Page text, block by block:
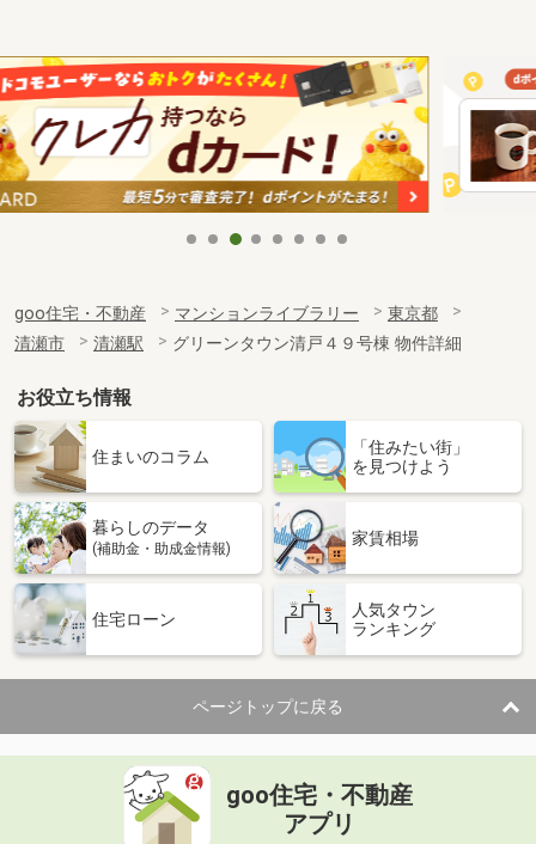
goo住宅・不動産 マンションライブラリー
東京都
清瀬市
清瀬駅 グリーンタウン清戸４９号棟 物件詳細
お役立ち情報
住まいのコラム
「住みたい街」
を見つけよう
暮らしのデータ
(補助金・助成金情報)
家賃相場
住宅ローン
人気タウン
ランキング
ページトップに戻る
goo住宅・不動産
アプリ